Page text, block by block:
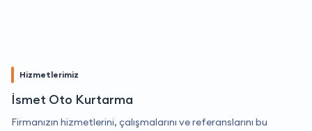
Hizmetlerimiz
İsmet Oto Kurtarma
Firmanızın hizmetlerini, çalışmalarını ve referanslarını bu